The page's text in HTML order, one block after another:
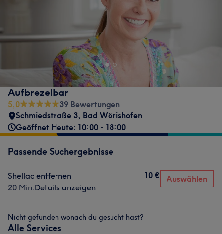
Aufbrezelbar
5,0
39 Bewertungen
Schmiedstraße 3, Bad Wörishofen
Geöffnet Heute: 10:00 - 18:00
Passende Suchergebnisse
Shellac entfernen
20 Min.Details anzeigen
10 € Auswählen
Nicht gefunden wonach du gesucht hast?
Alle Services